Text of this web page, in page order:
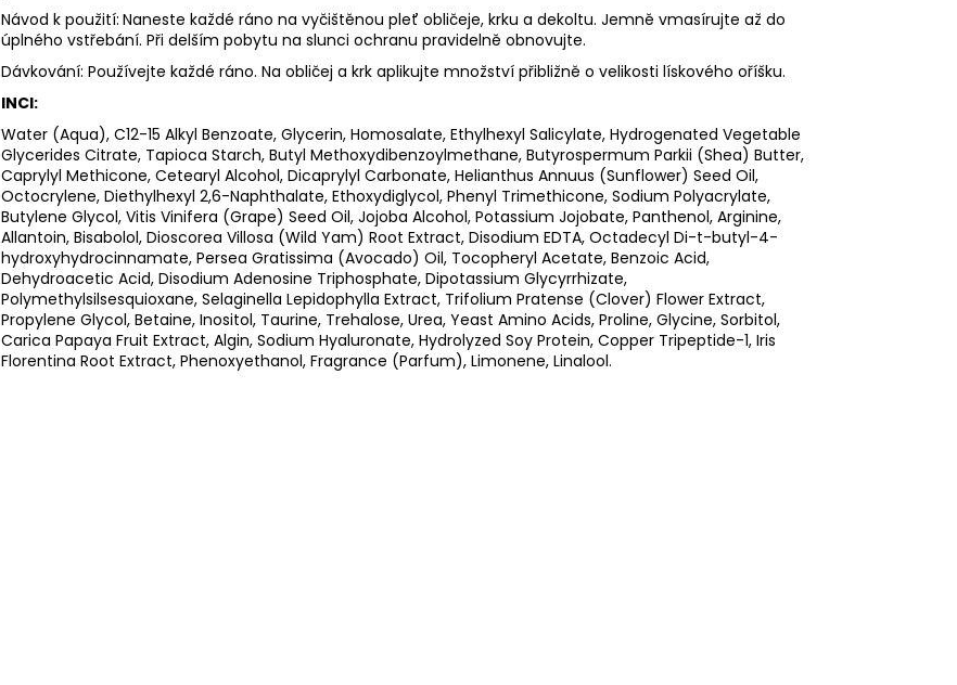
Návod k použití: Naneste každé ráno na vyčištěnou pleť obličeje, krku a dekoltu. Jemně vmasírujte až do
úplného vstřebání. Při delším pobytu na slunci ochranu pravidelně obnovujte.
Dávkování: Používejte každé ráno. Na obličej a krk aplikujte množství přibližně o velikosti lískového oříšku.
INCI:
Water (Aqua), C12-15 Alkyl Benzoate, Glycerin, Homosalate, Ethylhexyl Salicylate, Hydrogenated Vegetable
Glycerides Citrate, Tapioca Starch, Butyl Methoxydibenzoylmethane, Butyrospermum Parkii (Shea) Butter,
Caprylyl Methicone, Cetearyl Alcohol, Dicaprylyl Carbonate, Helianthus Annuus (Sunflower) Seed Oil,
Octocrylene, Diethylhexyl 2,6-Naphthalate, Ethoxydiglycol, Phenyl Trimethicone, Sodium Polyacrylate,
Butylene Glycol, Vitis Vinifera (Grape) Seed Oil, Jojoba Alcohol, Potassium Jojobate, Panthenol, Arginine,
Allantoin, Bisabolol, Dioscorea Villosa (Wild Yam) Root Extract, Disodium EDTA, Octadecyl Di-t-butyl-4-
hydroxyhydrocinnamate, Persea Gratissima (Avocado) Oil, Tocopheryl Acetate, Benzoic Acid,
Dehydroacetic Acid, Disodium Adenosine Triphosphate, Dipotassium Glycyrrhizate,
Polymethylsilsesquioxane, Selaginella Lepidophylla Extract, Trifolium Pratense (Clover) Flower Extract,
Propylene Glycol, Betaine, Inositol, Taurine, Trehalose, Urea, Yeast Amino Acids, Proline, Glycine, Sorbitol,
Carica Papaya Fruit Extract, Algin, Sodium Hyaluronate, Hydrolyzed Soy Protein, Copper Tripeptide-1, Iris
Florentina Root Extract, Phenoxyethanol, Fragrance (Parfum), Limonene, Linalool.